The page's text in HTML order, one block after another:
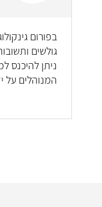
בפורום
גולשים
ניתן להיכנס
המנוהלים על